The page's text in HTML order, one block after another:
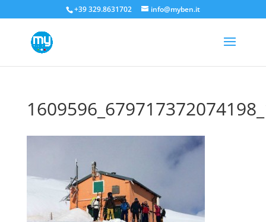
+39 329.8631702 info@myben.it